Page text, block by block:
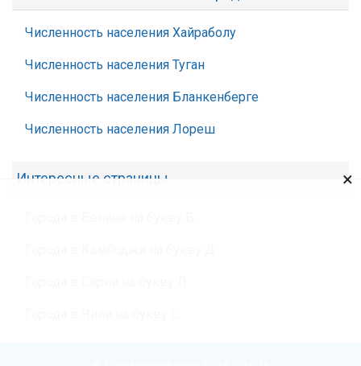
Численность населения Хайраболу
Численность населения Туган
Численность населения Бланкенберге
Численность населения Лореш
Интересные страницы ×